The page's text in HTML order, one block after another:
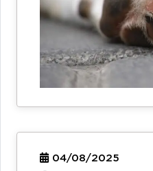
04/08/2025